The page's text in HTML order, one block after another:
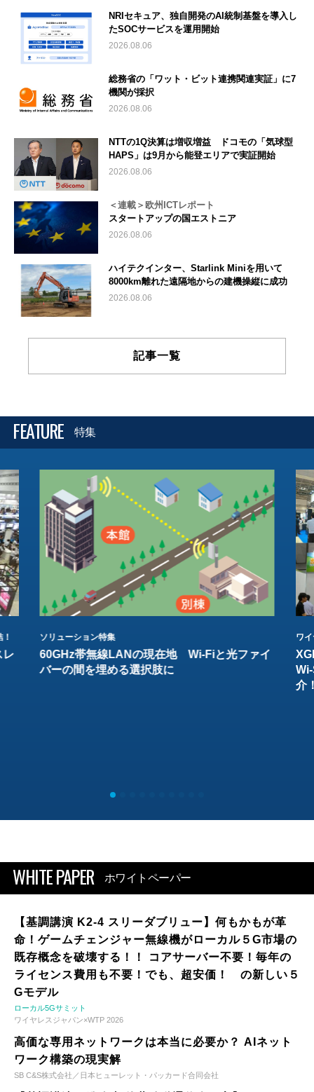
NRIセキュア、独自開発のAI統制基盤を導入し
たSOCサービスを運用開始
2026.08.06
総務省の「ワット・ビット連携関連実証」に7
機関が採択
2026.08.06
NTTの1Q決算は増収増益 ドコモの「気球型
HAPS」は9月から能登エリアで実証開始
2026.08.06
＜連載＞欧州ICTレポート
スタートアップの国エストニア
2026.08.06
ハイテクインター、Starlink Miniを用いて
8000km離れた遠隔地からの建機操縦に成功
2026.08.06
記事一覧
FEATURE 特集
レ
ソリューション特集
60GHz帯無線LANの現在地 Wi-Fiと光ファイ
バーの間を埋める選択肢に
ワ
介
WHITE PAPER ホワイトペーパー
【基調講演 K2-4 スリーダブリュー】何もかもが革
命！ゲームチェンジャー無線機がローカル５G市場の
既存概念を破壊する！！ コアサーバー不要！毎年の
ライセンス費用も不要！でも、超安価！ の新しい５
Gモデル
ローカル5Gサミット
ワイヤレスジャパン×WTP 2026
高価な専用ネットワークは本当に必要か？ AIネット
ワーク構築の現実解
SB C&S株式会社／日本ヒューレット・パッカード合同会社